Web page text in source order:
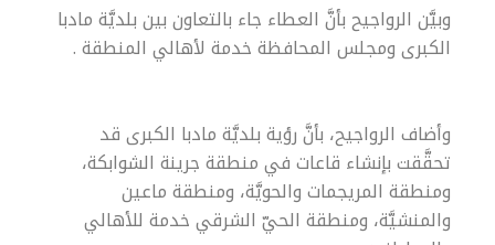
وبيَّن الرواجيح بأنَّ العطاء جاء بالتعاون بين بلديَّة مادبا
الكبرى ومجلس المحافظة خدمة لأهالي المنطقة .
وأضاف الرواجيح، بأنَّ رؤية بلديَّة مادبا الكبرى قد
تحقَّقت بإنشاء قاعات في منطقة جرينة الشوابكة،
ومنطقة المريجمات والحويَّة، ومنطقة ماعين
والمنشيَّة، ومنطقة الحيّ الشرقي خدمة للأهالي